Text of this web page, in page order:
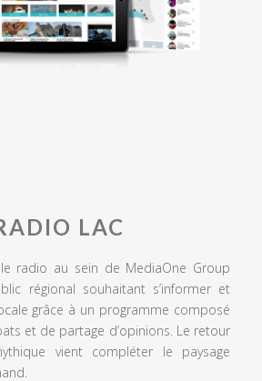
LAC
radio au sein de MediaOne Group
régional souhaitant s’informer et
grâce à un programme composé
et de partage d’opinions. Le retour
vient compléter le paysage